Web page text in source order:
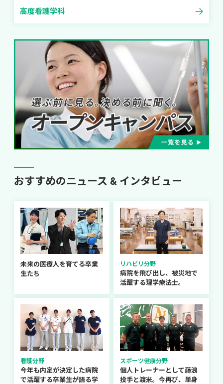
高度看護学科
おすすめのニュース & インタビュー
未来の医療人を育てる卒業
生たち
リハビリ分野
病院を飛び出し、被災地で
活躍する理学療法士。
看護分野
今年も内定が決定した病院
で活躍する卒業生が語る学
スポーツ健康分野
個人トレーナーとして藤浪
投手と渡米。今再び、単身